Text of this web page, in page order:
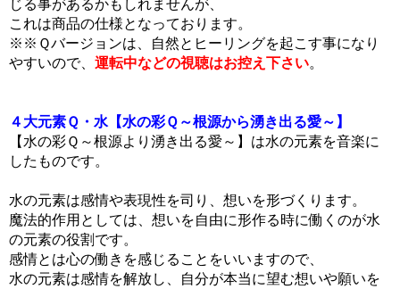
じる事があるかもしれませんが、
これは商品の仕様となっております。
※※Ｑバージョンは、自然とヒーリングを起こす事になり
やすいので、 運転中などの視聴はお控え下さい。
４大元素Ｑ・水【水の彩Ｑ～根源から湧き出る愛～】
【水の彩Ｑ～根源より湧き出る愛～】は水の元素を音楽に
したものです。
水の元素は感情や表現性を司り、想いを形づくります。
魔法的作用としては、想いを自由に形作る時に働くのが水
の元素の役割です。
感情とは心の働きを感じることをいいますので、
水の元素は感情を解放し、自分が本当に望む想いや願いを